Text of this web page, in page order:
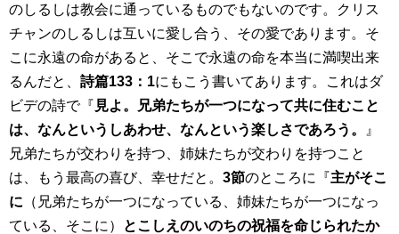
のしるしは教会に通っているものでもないのです。クリス
チャンのしるしは互いに愛し合う、その愛であります。そ
こに永遠の命があると、そこで永遠の命を本当に満喫出来
るんだと、 詩篇133 ： 1にもこう書いてあります。これはダ
ビデの詩で『 見よ。兄弟たちが一つになって共に住むこと
は、なんというしあわせ、なんという楽しさであろう。
』
兄弟たちが交わりを持つ、姉妹たちが交わりを持つこと
は、もう最高の喜び、幸せだと。 3節のところに『主がそこ
に （兄弟たちが一つになっている、姉妹たちが一つになっ
ている、そこに）
とこしえのいのちの祝福を命じられたか